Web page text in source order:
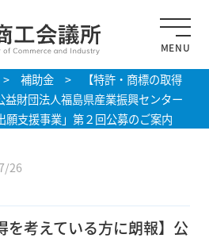
MENU
補助金>
【特許・商標の取得
益財団法人福島県産業振興センター
願支援事業」第２回公募のご案内
26
を考えている方に朗報】公